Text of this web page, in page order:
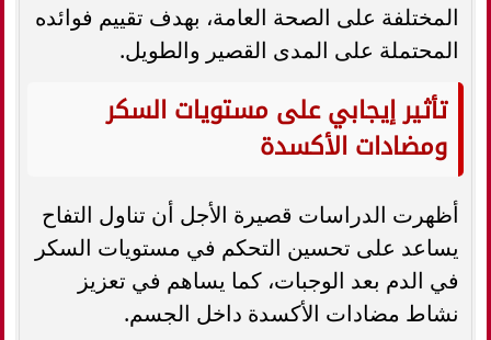
المختلفة على الصحة العامة، بهدف تقييم فوائده
المحتملة على المدى القصير والطويل.
تأثير إيجابي على مستويات السكر
ومضادات الأكسدة
أظهرت الدراسات قصيرة الأجل أن تناول التفاح
يساعد على تحسين التحكم في مستويات السكر
في الدم بعد الوجبات، كما يساهم في تعزيز
نشاط مضادات الأكسدة داخل الجسم.